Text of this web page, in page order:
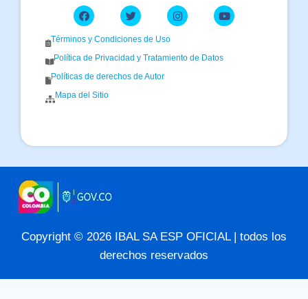
Términos y Condiciones de Uso
Política de Privacidad y Tratamiento de Datos
Políticas de derechos de Autor
Mapa del Sitio
Copyright © 2026 IBAL SA ESP OFICIAL | todos los
derechos reservados